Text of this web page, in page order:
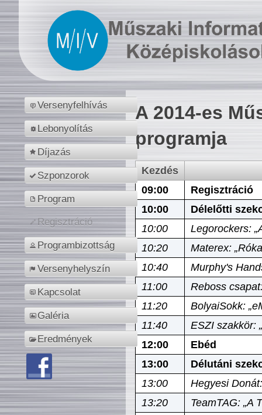
Versenyfelhívás
Lebonyolítás
Díjazás
Szponzorok
Program
Regisztráció
Programbizottság
Versenyhelyszín
Kapcsolat
Galéria
Eredmények
A 2014-es
programja
Kezdés
09:00
Regisztráció
10:00
Délelőtti
10:00
Legorockers:
10:20
Materex:
10:40
Murphy's
11:00
Reboss
11:20
BolyaiSokk:
11:40
ESZI szakkör:
12:00
Ebéd
13:00
Délutáni
13:00
Hegyesi
13:20
TeamTAG: „A